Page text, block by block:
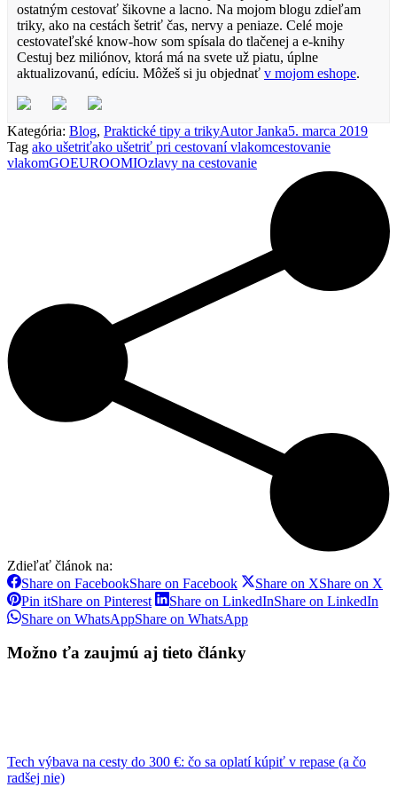
ostatným cestovať šikovne a lacno. Na mojom blogu zdieľam
triky, ako na cestách šetriť čas, nervy a peniaze. Celé moje
cestovateľské know-how som spísala do tlačenej a e-knihy
Cestuj bez miliónov, ktorá má na svete už piatu, úplne
aktualizovanú, edíciu. Môžeš si ju objednať v mojom eshope.
Kategória: Blog, Praktické tipy a trikyAutorJanka5. marca 2019
Tag ako ušetriťako ušetriť pri cestovaní vlakomcestovanie
vlakomGOEUROOMIOzlavy na cestovanie
Zdieľať článok na:
Share on FacebookShare on Facebook Share on XShare on X
Pin itShare on Pinterest Share on LinkedInShare on LinkedIn
Share on WhatsAppShare on WhatsApp
Možno ťa zaujmú aj tieto články
Tech výbava na cesty do 300 €: čo sa oplatí kúpiť v repase (a čo
radšej nie)